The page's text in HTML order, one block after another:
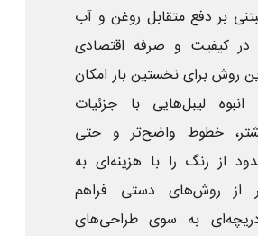
بر دفع متقابل روغن و آب
در کیفیت و صرفه ‌اقتصادی
روش برای نخستین بار امکان
انبوه لیبل‌هایی با جزئیات
خطوط واضح‌تر و حتی
از رنگ را با هزینه‌ای به
از روش‌های دستی فراهم
به سوی طراحی‌های